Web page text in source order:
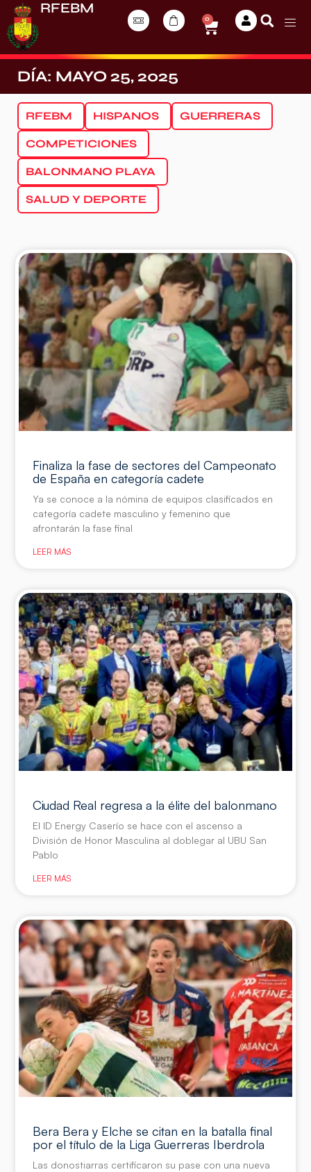
RFEBM
0
DÍA: MAYO 25, 2025
RFEBM HISPANOS GUERRERAS
COMPETICIONES
BALONMANO PLAYA
SALUD Y DEPORTE
Finaliza la fase de sectores del Campeonato
de España en categoría cadete
Ya se conoce a la nómina de equipos clasificados en
categoría cadete masculino y femenino que
afrontarán la fase final
LEER MÁS
Ciudad Real regresa a la élite del balonmano
El ID Energy Caserío se hace con el ascenso a
División de Honor Masculina al doblegar al UBU San
Pablo
LEER MÁS
Bera Bera y Elche se citan en la batalla final
por el título de la Liga Guerreras Iberdrola
Las donostiarras certificaron su pase con una nueva